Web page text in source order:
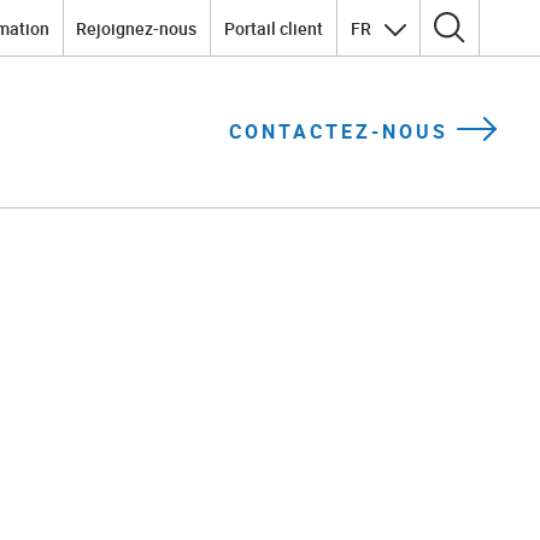
Rejoignez-nous Portail client FR Rechercher :
CONTACTEZ-NOUS